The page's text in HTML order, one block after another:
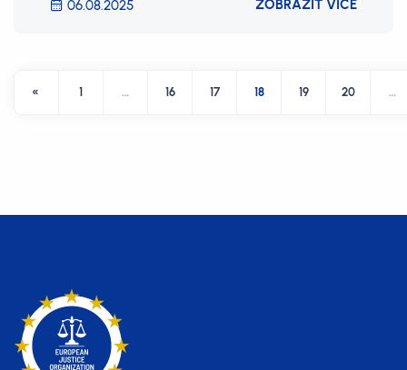
06.08.2025 ZOBRAZIT VÍCE
« 1 … 16 17 18 19 20 …